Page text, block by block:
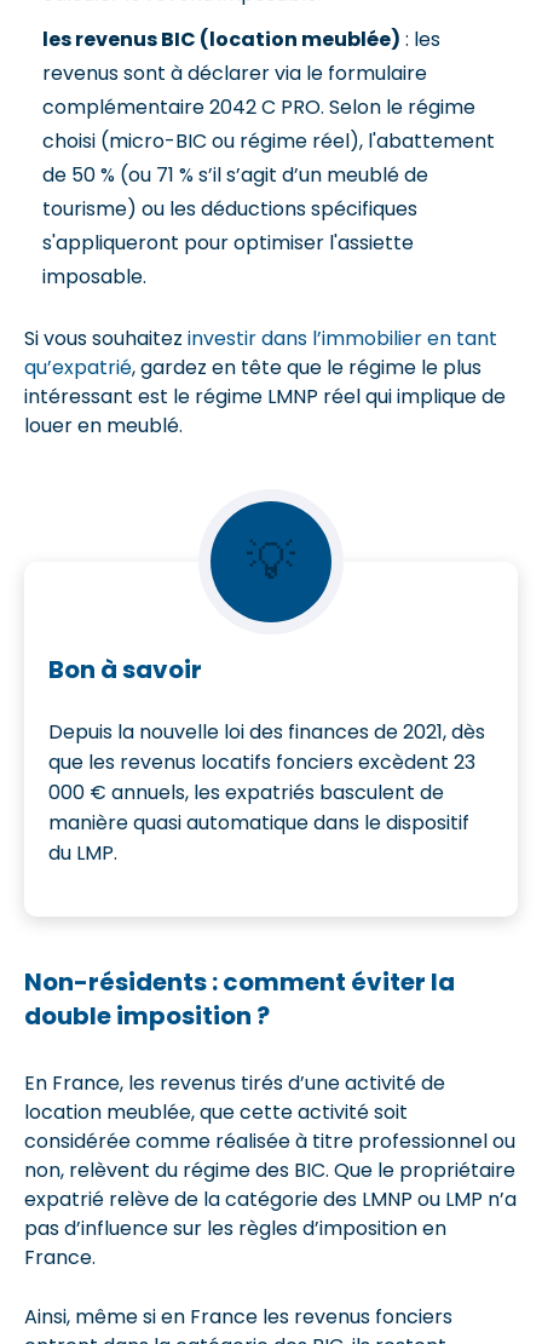
les revenus BIC (location meublée) : les
revenus sont à déclarer via le formulaire
complémentaire 2042 C PRO. Selon le régime
choisi (micro-BIC ou régime réel), l'abattement
de 50 % (ou 71 % s’il s’agit d’un meublé de
tourisme) ou les déductions spécifiques
s'appliqueront pour optimiser l'assiette
imposable.
Si vous souhaitez investir dans l’immobilier en tant
qu’expatrié, gardez en tête que le régime le plus
intéressant est le régime LMNP réel qui implique de
louer en meublé.
💡
Bon à savoir
Depuis la nouvelle loi des finances de 2021, dès
que les revenus locatifs fonciers excèdent 23
000 € annuels, les expatriés basculent de
manière quasi automatique dans le dispositif
du LMP.
Non-résidents : comment éviter la
double imposition ?
En France, les revenus tirés d’une activité de
location meublée, que cette activité soit
considérée comme réalisée à titre professionnel ou
non, relèvent du régime des BIC. Que le propriétaire
expatrié relève de la catégorie des LMNP ou LMP n’a
pas d’influence sur les règles d’imposition en
France.
Ainsi, même si en France les revenus fonciers